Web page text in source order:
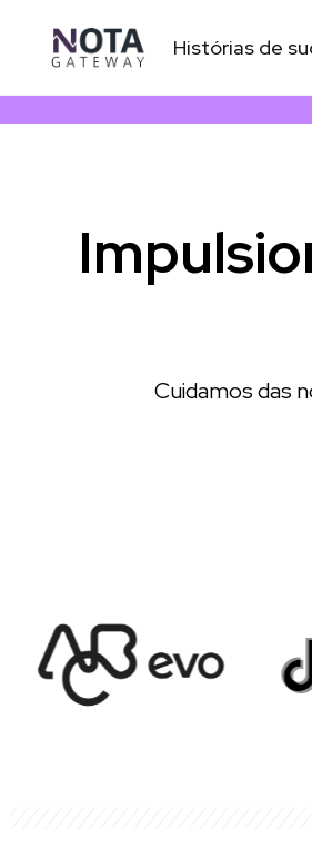
conteúdo
Cuidamos das
Histórias de